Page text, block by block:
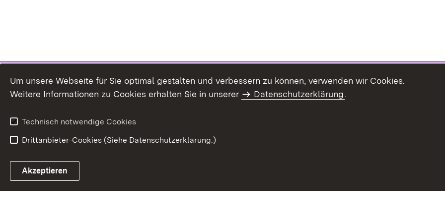
Um unsere Webseite für Sie optimal gestalten und verbessern zu können, verwenden wir Cookies.
Weitere Informationen zu Cookies erhalten Sie in unserer
Datenschutzerklärung.
Technisch notwendige Cookies
Drittanbieter-Cookies (Siehe Datenschutzerklärung.)
Akzeptieren